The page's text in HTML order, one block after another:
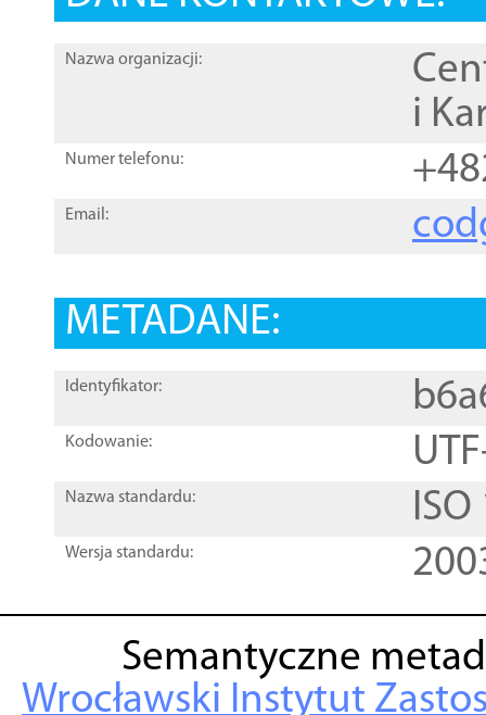
Nazwa organizacji:
i
Numer telefonu:
Email:
METADANE:
Identyfikator:
Kodowanie:
Nazwa standardu:
Wersja standardu:
Semantyczne
Wrocławski Instytut